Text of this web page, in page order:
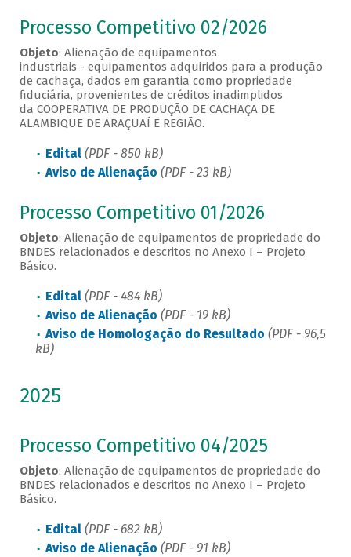
Processo Competitivo 02/2026
Objeto: Alienação de equipamentos
industriais - equipamentos adquiridos para a produção
de cachaça, dados em garantia como propriedade
fiduciária, provenientes de créditos inadimplidos
da COOPERATIVA DE PRODUÇÃO DE CACHAÇA DE
ALAMBIQUE DE ARAÇUAÍ E REGIÃO.
Edital (PDF - 850 kB)
Aviso de Alienação (PDF - 23 kB)
Processo Competitivo 01/2026
Objeto: Alienação de equipamentos de propriedade do
BNDES relacionados e descritos no Anexo I – Projeto
Básico.
Edital (PDF - 484 kB)
Aviso de Alienação (PDF - 19 kB)
Aviso de Homologação do Resultado (PDF - 96,5
kB)
2025
Processo Competitivo 04/2025
Objeto: Alienação de equipamentos de propriedade do
BNDES relacionados e descritos no Anexo I – Projeto
Básico.
Edital (PDF - 682 kB)
Aviso de Alienação (PDF - 91 kB)